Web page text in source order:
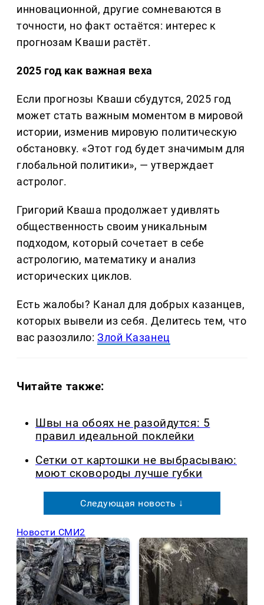
инновационной, другие сомневаются в
точности, но факт остаётся: интерес к
прогнозам Кваши растёт.
2025 год как важная веха
Если прогнозы Кваши сбудутся, 2025 год
может стать важным моментом в мировой
истории, изменив мировую политическую
обстановку. «Этот год будет значимым для
глобальной политики», — утверждает
астролог.
Григорий Кваша продолжает удивлять
общественность своим уникальным
подходом, который сочетает в себе
астрологию, математику и анализ
исторических циклов.
Есть жалобы? Канал для добрых казанцев,
которых вывели из себя. Делитеcь тем, что
вас разозлило:Злой Казанец
Читайте также:
Швы на обоях не разойдутся: 5
правил идеальной поклейки
Сетки от картошки не выбрасываю:
моют сковороды лучше губки
Следующая новость ↓
Новости СМИ2